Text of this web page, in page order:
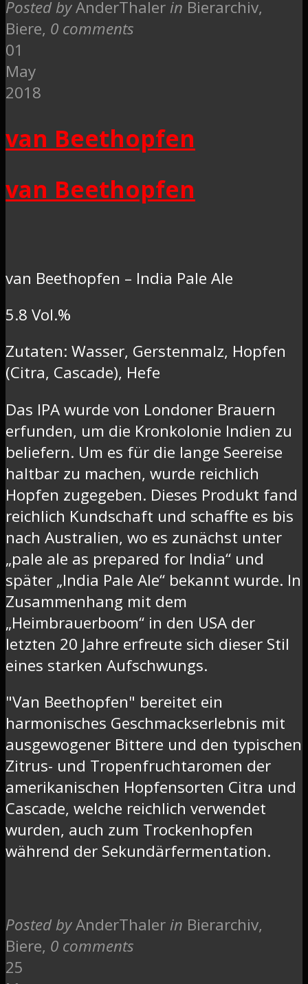
Posted byAnderThalerin Bierarchiv,
Biere, 0 comments
01
May
2018
van Beethopfen
van Beethopfen
van Beethopfen – India Pale Ale
5.8 Vol.%
Zutaten: Wasser, Gerstenmalz, Hopfen
(Citra, Cascade), Hefe
Das IPA wurde von Londoner Brauern
erfunden, um die Kronkolonie Indien zu
beliefern. Um es für die lange Seereise
haltbar zu machen, wurde reichlich
Hopfen zugegeben. Dieses Produkt fand
reichlich Kundschaft und schaffte es bis
nach Australien, wo es zunächst unter
„pale ale as prepared for India“ und
später „India Pale Ale“ bekannt wurde. In
Zusammenhang mit dem
„Heimbrauerboom“ in den USA der
letzten 20 Jahre erfreute sich dieser Stil
eines starken Aufschwungs.
"Van Beethopfen" bereitet ein
harmonisches Geschmackserlebnis mit
ausgewogener Bittere und den typischen
Zitrus- und Tropenfruchtaromen der
amerikanischen Hopfensorten Citra und
Cascade, welche reichlich verwendet
wurden, auch zum Trockenhopfen
während der Sekundärfermentation.
Posted byAnderThalerin Bierarchiv,
Biere, 0 comments
25